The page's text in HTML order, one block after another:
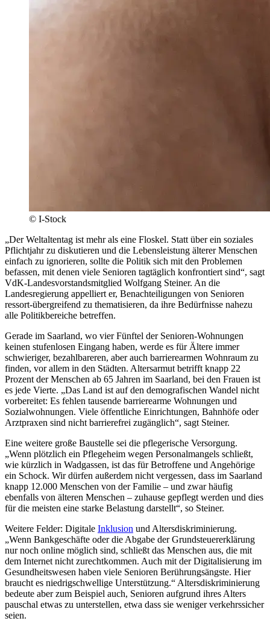
© I-Stock
„Der Weltaltentag ist mehr als eine Floskel. Statt über ein soziales
Pflichtjahr zu diskutieren und die Lebensleistung älterer Menschen
einfach zu ignorieren, sollte die Politik sich mit den Problemen
befassen, mit denen viele Senioren tagtäglich konfrontiert sind“, sagt
VdK-Landesvorstandsmitglied Wolfgang Steiner. An die
Landesregierung appelliert er, Benachteiligungen von Senioren
ressort-übergreifend zu thematisieren, da ihre Bedürfnisse nahezu
alle Politikbereiche betreffen.
Gerade im Saarland, wo vier Fünftel der Senioren-Wohnungen
keinen stufenlosen Eingang haben, werde es für Ältere immer
schwieriger, bezahlbareren, aber auch barrierearmen Wohnraum zu
finden, vor allem in den Städten. Altersarmut betrifft knapp 22
Prozent der Menschen ab 65 Jahren im Saarland, bei den Frauen ist
es jede Vierte. „Das Land ist auf den demografischen Wandel nicht
vorbereitet: Es fehlen tausende barrierearme Wohnungen und
Sozialwohnungen. Viele öffentliche Einrichtungen, Bahnhöfe oder
Arztpraxen sind nicht barrierefrei zugänglich“, sagt Steiner.
Eine weitere große Baustelle sei die pflegerische Versorgung.
„Wenn plötzlich ein Pflegeheim wegen Personalmangels schließt,
wie kürzlich in Wadgassen, ist das für Betroffene und Angehörige
ein Schock. Wir dürfen außerdem nicht vergessen, dass im Saarland
knapp 12.000 Menschen von der Familie – und zwar häufig
ebenfalls von älteren Menschen – zuhause gepflegt werden und dies
für die meisten eine starke Belastung darstellt“, so Steiner.
Weitere Felder: Digitale Inklusion und Altersdiskriminierung.
„Wenn Bankgeschäfte oder die Abgabe der Grundsteuererklärung
nur noch online möglich sind, schließt das Menschen aus, die mit
dem Internet nicht zurechtkommen. Auch mit der Digitalisierung im
Gesundheitswesen haben viele Senioren Berührungsängste. Hier
braucht es niedrigschwellige Unterstützung.“ Altersdiskriminierung
bedeute aber zum Beispiel auch, Senioren aufgrund ihres Alters
pauschal etwas zu unterstellen, etwa dass sie weniger verkehrssicher
seien.